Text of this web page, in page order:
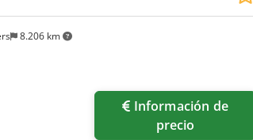
compartimento [mm]: 790 - Anchura del
640 - Dimensiones de transporte: 1960 mm x
[kg]: 1270 kg - Unidades de embalaje de
incluye el IVA. IVA/Régimen de recargo de
equipos usados disponibles en todo momento
8.206 km
precio